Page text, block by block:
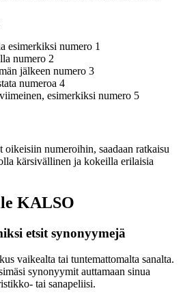
esimerkiksi numero 1
numero 2
jälkeen numero 3
numeroa 4
esimerkiksi numero 5
numeroihin, saadaan ratkaisu
kärsivällinen ja kokeilla erilaisia
KALSO
etsit synonyymejä
vaikealta tai tuntemattomalta sanalta.
synonyymit auttamaan sinua
tai sanapeliisi.